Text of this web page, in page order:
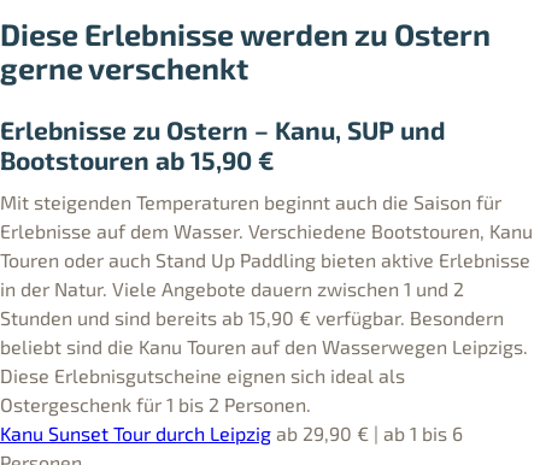
Diese Erlebnisse werden zu Ostern
gerne verschenkt
Erlebnisse zu Ostern – Kanu, SUP und
Bootstouren ab 15,90 €
Mit steigenden Temperaturen beginnt auch die Saison für
Erlebnisse auf dem Wasser. Verschiedene Bootstouren, Kanu
Touren oder auch Stand Up Paddling bieten aktive Erlebnisse
in der Natur. Viele Angebote dauern zwischen 1 und 2
Stunden und sind bereits ab 15,90 € verfügbar. Besondern
beliebt sind die Kanu Touren auf den Wasserwegen Leipzigs.
Diese Erlebnisgutscheine eignen sich ideal als
Ostergeschenk für 1 bis 2 Personen.
Kanu Sunset Tour durch Leipzig ab 29,90 € | ab 1 bis 6